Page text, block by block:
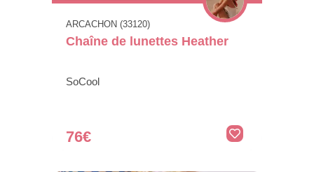
ARCACHON (33120)
Chaîne de lunettes Heather
SoCool
76€